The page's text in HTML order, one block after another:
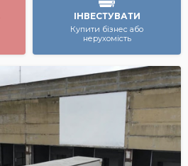
ІНВЕСТУВАТИ
Купити бізнес або
нерухомість